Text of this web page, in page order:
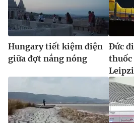
Hungary tiết kiệm điện
giữa đợt nắng nóng
Đức
thuốc